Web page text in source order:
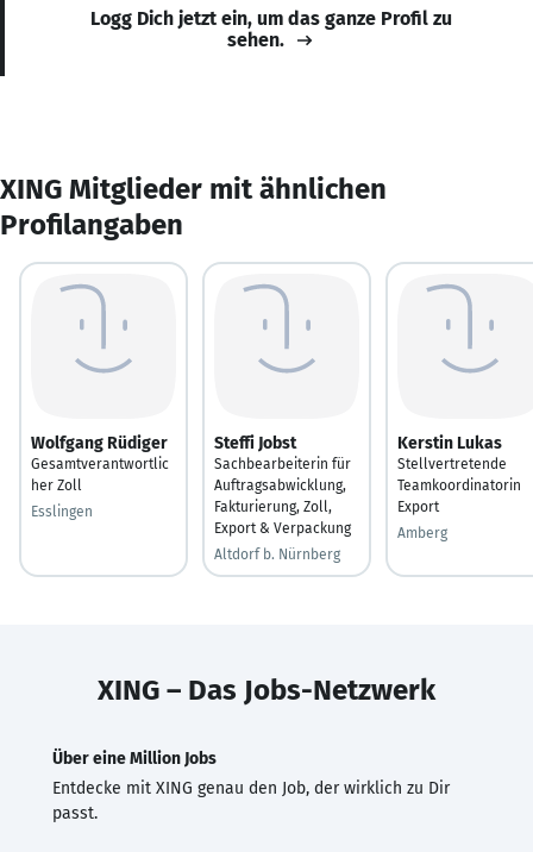
Logg Dich jetzt ein, um das ganze Profil zu
sehen.
XING Mitglieder mit ähnlichen
Profilangaben
Wolfgang Rüdiger
Gesamtverantwortlic
her Zoll
Esslingen
Steffi Jobst
Sachbearbeiterin für
Auftragsabwicklung,
Fakturierung, Zoll,
Export & Verpackung
Altdorf b. Nürnberg
Kerstin Lukas
Stellvertretende
Teamkoordinatorin
Export
Amberg
XING – Das Jobs-Netzwerk
Über eine Million Jobs
Entdecke mit XING genau den Job, der wirklich zu Dir
passt.